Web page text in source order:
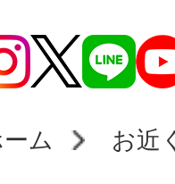
ム お近